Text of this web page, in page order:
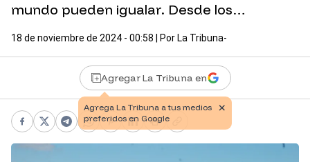
mundo pueden igualar. Desde los…
18 de noviembre de 2024 - 00:58 | Por La Tribuna-
Agregar La Tribuna en
Facebook
X Telegram
WhatsApp
Pinterest
LinkedIn
PrintCopy link